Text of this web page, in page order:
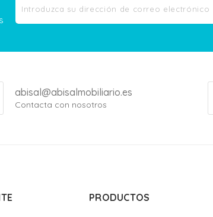
abisal@abisalmobiliario.es
Contacta con nosotros
PRODUCTOS